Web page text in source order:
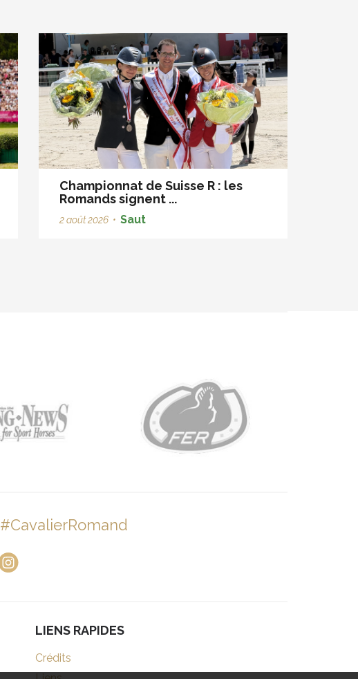
Championnat de Suisse R : les
Romands signent ...
2 août 2026 • Saut
#CavalierRomand
LIENS RAPIDES
Crédits